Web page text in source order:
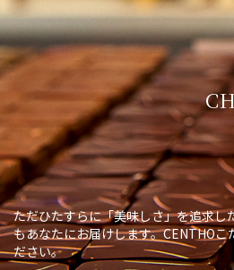
ただひたすらに「美味しさ」を追求
もあなたにお届けします。CENTHO
ださい。